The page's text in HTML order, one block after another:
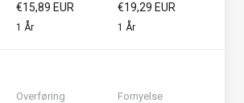
€15,89 EUR
1 År
€19,29 EUR
1 År
Overføring Fornyelse